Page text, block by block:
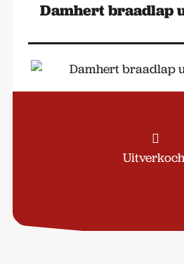
Damhert braadlap